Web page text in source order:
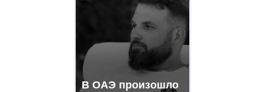
В ОАЭ произошло